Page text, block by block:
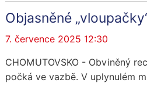
Objasněné
7. července 2025 12:30
CHOMUTOVSKO - Obviněný
počká ve vazbě. V uplynulém